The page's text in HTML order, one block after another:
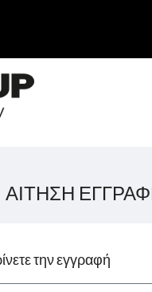
ΑΙΤΗΣΗ
την εγγραφή